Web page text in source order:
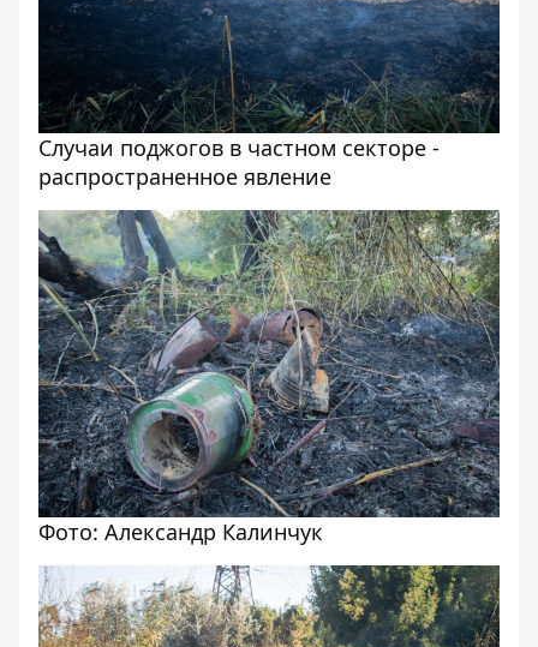
Случаи поджогов в частном секторе -
распространенное явление
Фото: Александр Калинчук